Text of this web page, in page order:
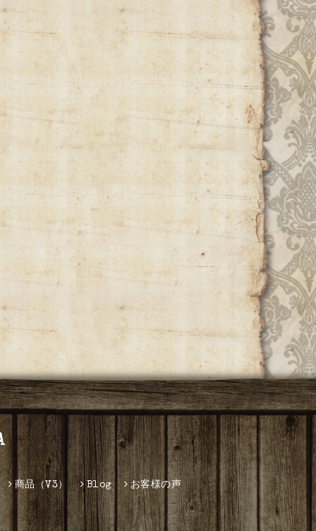
商品（V3） Blog お客様の声